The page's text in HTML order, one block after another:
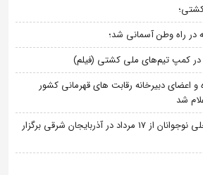
در راه وطن آسمانی شد؛
در کمپ تیم‌های ملی کشتی (فیلم)
و اعضای دبیرخانه رقابت های قهرمانی کشور
شد
اردوی تیم ملی کشتی ساحلی نوجوانان از 17 مرداد در آذربایجان شرقی برگزار